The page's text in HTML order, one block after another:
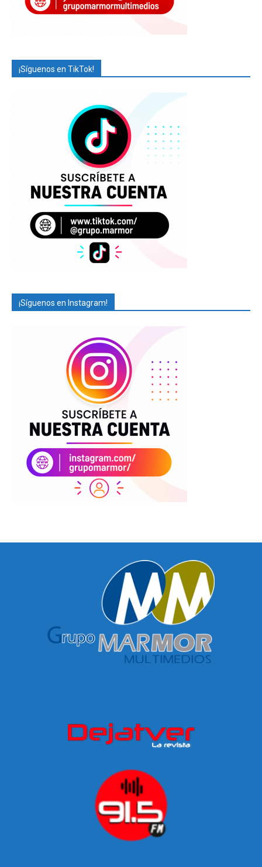
¡Síguenos en TikTok!
¡Síguenos en Instagram!